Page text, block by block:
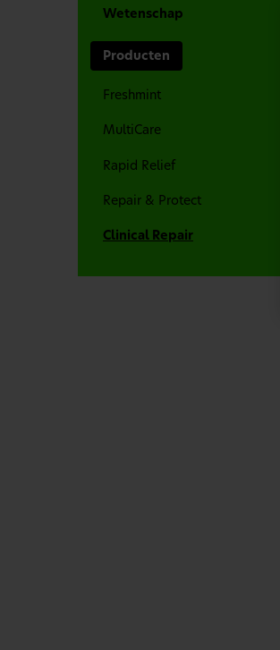
Wetenschap
Producten
Freshmint
MultiCare
Rapid Relief
Repair & Protect
Clinical Repair